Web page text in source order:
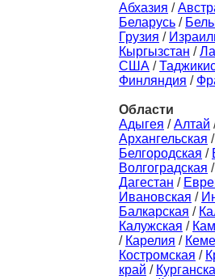
Абхазия /
Беларусь /
Грузия /
Кыргызстан /
США /
Финляндия /
Области
Адыгея /Алтай
Архангельская /
Белгородская /
Волгоградская /
Дагестан /
Ивановская /
Балкарская /
Калужская /
/ Карелия /
Костромская /
край /